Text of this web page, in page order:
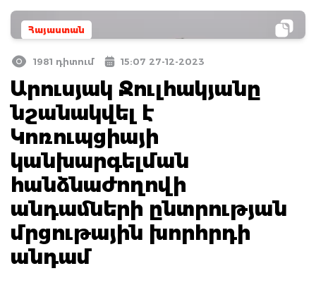
Հայաստան
1981 դիտում 15:07 27-12-2023
Արուսյակ Ջուլհակյանը
նշանակվել է
Կոռուպցիայի
կանխարգելման
հանձնաժողովի
անդամների ընտրության
մրցութային խորհրդի
անդամ